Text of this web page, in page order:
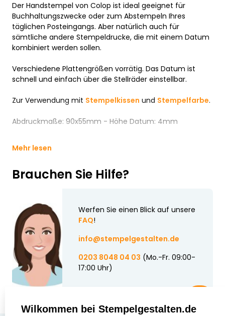
Der Handstempel von Colop ist ideal geeignet für
Buchhaltungszwecke oder zum Abstempeln Ihres
täglichen Posteingangs. Aber natürlich auch für
sämtliche andere Stempeldrucke, die mit einem Datum
kombiniert werden sollen.
Verschiedene Plattengrößen vorrätig. Das Datum ist
schnell und einfach über die Stellräder einstellbar.
Zur Verwendung mit Stempelkissen und Stempelfarbe.
Abdruckmaße: 90x55mm - Höhe Datum: 4mm
Mehr lesen
Brauchen Sie Hilfe?
Werfen Sie einen Blick auf unsere
FAQ!
info@stempelgestalten.de
0203 8048 04 03 (Mo.-Fr. 09:00-
17:00 Uhr)
Wilkommen bei Stempelgestalten.de